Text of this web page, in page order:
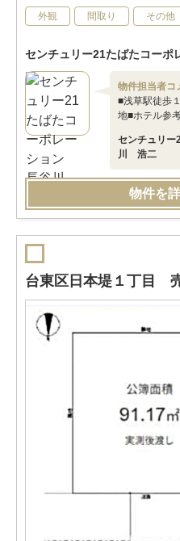
外観 間取り その他
センチュリー21たばたコーポ
物件担当者コ
■浅草駅徒歩
地■ホテル参
センチュリ
川 浩二
物件を
台東区日本堤１丁目